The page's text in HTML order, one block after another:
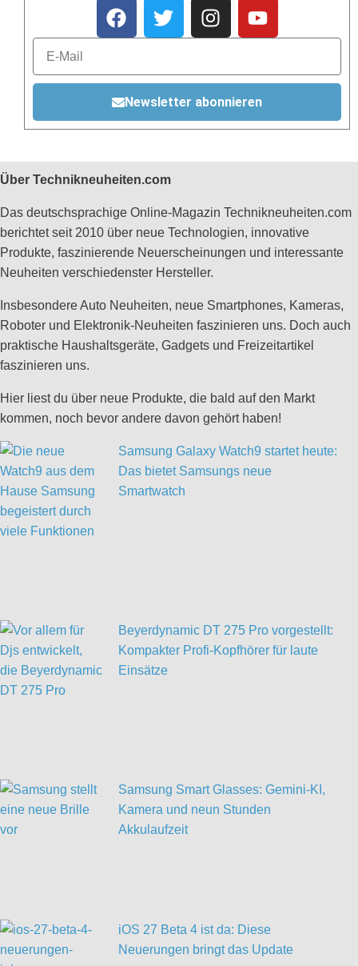
Newsletter abonnieren
Über Technikneuheiten.com
Das deutschsprachige Online-Magazin Technikneuheiten.com
berichtet seit 2010 über neue Technologien, innovative
Produkte, faszinierende Neuerscheinungen und interessante
Neuheiten verschiedenster Hersteller.
Insbesondere Auto Neuheiten, neue Smartphones, Kameras,
Roboter und Elektronik-Neuheiten faszinieren uns. Doch auch
praktische Haushaltsgeräte, Gadgets und Freizeitartikel
faszinieren uns.
Hier liest du über neue Produkte, die bald auf den Markt
kommen, noch bevor andere davon gehört haben!
Samsung Galaxy Watch9 startet heute:
Das bietet Samsungs neue
Smartwatch
Beyerdynamic DT 275 Pro vorgestellt:
Kompakter Profi-Kopfhörer für laute
Einsätze
Samsung Smart Glasses: Gemini-KI,
Kamera und neun Stunden
Akkulaufzeit
iOS 27 Beta 4 ist da: Diese
Neuerungen bringt das Update